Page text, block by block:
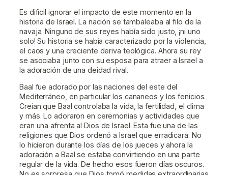
Es difícil ignorar el impacto de este momento en la
historia de Israel. La nación se tambaleaba al filo de la
navaja. Ninguno de sus reyes había sido justo, ¡ni uno
solo! Su historia se había caracterizado por la violencia,
el caos y una creciente deriva teológica. Ahora su rey
se asociaba junto con su esposa para atraer a Israel a
la adoración de una deidad rival.
Baal fue adorado por las naciones del este del
Mediterráneo, en particular los cananeos y los fenicios.
Creían que Baal controlaba la vida, la fertilidad, el clima
y más. Lo adoraron en ceremonias y actividades que
eran una afrenta al Dios de Israel. Esta fue una de las
religiones que Dios ordenó a Israel que erradicara. No
lo hicieron durante los días de los jueces y ahora la
adoración a Baal se estaba convirtiendo en una parte
regular de la vida. De hecho esos fueron días oscuros.